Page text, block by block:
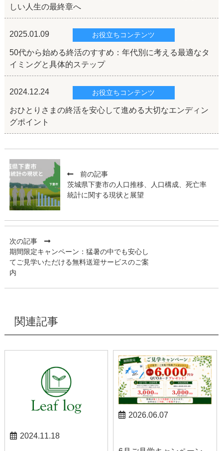
しい人生の最終章へ
2025.01.09 お役立ちコンテンツ
50代から始める終活のすすめ：年代別に考える最適なタ
イミングと具体的ステップ
2024.12.24 お役立ちコンテンツ
おひとりさまの終活を安心して進める大切なエンディン
グポイント
前の記事
茨城県下妻市の人口推移、人口構成、死亡率
統計に関する現状と展望
次の記事
期間限定キャンペーン：猛暑の中でも安心し
てご見学いただける無料送迎サービスのご案
内
関連記事
2024.11.18
2026.06.07